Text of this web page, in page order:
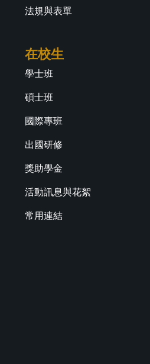
法規與表單
在校生
學士班
碩士班
國際專班
出國研修
獎助學金
活動訊息與花絮
常用連結